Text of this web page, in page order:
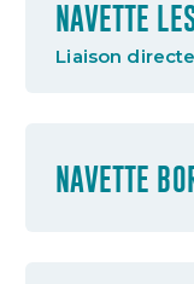
NAVETTE
Liaison
NAVETTE